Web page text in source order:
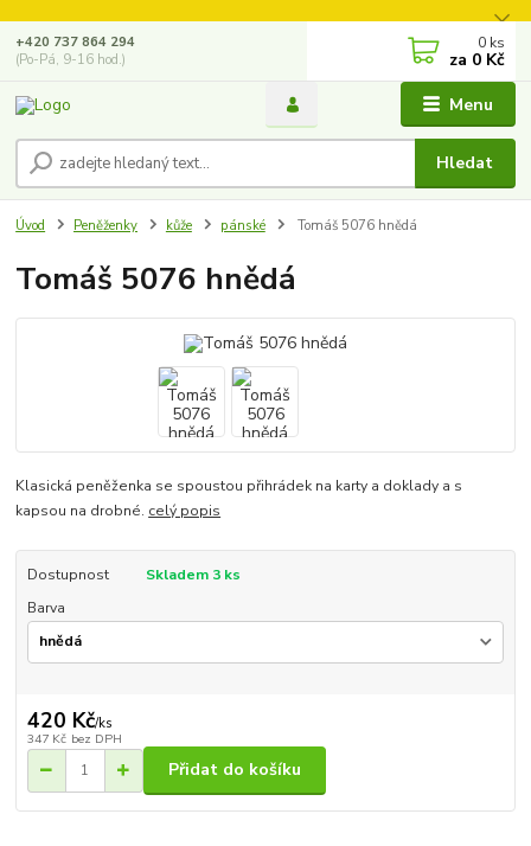
Menu
Hledat
+420 737 864 294
(Po-Pá, 9-16 hod.)
0 ks
za 0 Kč
Úvod Peněženky kůže pánské Tomáš 5076 hnědá
Tomáš 5076 hnědá
Klasická peněženka se spoustou přihrádek na karty a doklady a s
kapsou na drobné. celý popis
Dostupnost
Skladem 3 ks
Barva
420 Kč/ks
347 Kč bez DPH
Přidat do košíku